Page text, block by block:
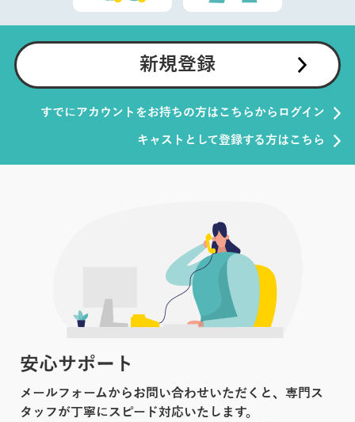
新規登録
すでにアカウントをお持ちの方はこちらからログイン
キャストとして登録する方はこちら
安心サポート
メールフォームからお問い合わせいただくと、専門ス
タッフが丁寧にスピード対応いたします。